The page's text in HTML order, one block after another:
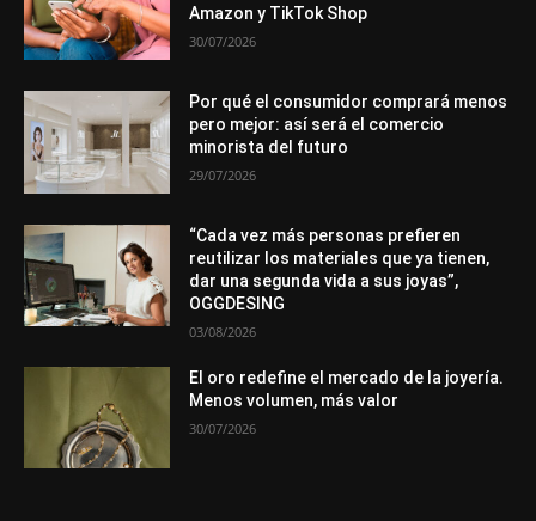
Amazon y TikTok Shop
30/07/2026
Por qué el consumidor comprará menos
pero mejor: así será el comercio
minorista del futuro
29/07/2026
“Cada vez más personas prefieren
reutilizar los materiales que ya tienen,
dar una segunda vida a sus joyas”,
OGGDESING
03/08/2026
El oro redefine el mercado de la joyería.
Menos volumen, más valor
30/07/2026